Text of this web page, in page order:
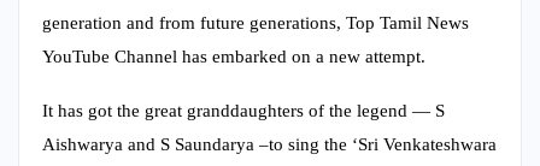
generation and from future generations, Top Tamil News
YouTube Channel has embarked on a new attempt.
It has got the great granddaughters of the legend — S
Aishwarya and S Saundarya –to sing the ‘Sri Venkateshwara